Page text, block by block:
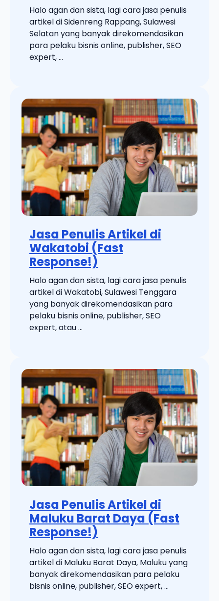
Halo agan dan sista, lagi cara jasa penulis
artikel di Sidenreng Rappang, Sulawesi
Selatan yang banyak direkomendasikan
para pelaku bisnis online, publisher, SEO
expert, ...
Jasa Penulis Artikel di
Wakatobi (Fast
Response!)
Halo agan dan sista, lagi cara jasa penulis
artikel di Wakatobi, Sulawesi Tenggara
yang banyak direkomendasikan para
pelaku bisnis online, publisher, SEO
expert, atau ...
Jasa Penulis Artikel di
Maluku Barat Daya (Fast
Response!)
Halo agan dan sista, lagi cara jasa penulis
artikel di Maluku Barat Daya, Maluku yang
banyak direkomendasikan para pelaku
bisnis online, publisher, SEO expert, ...